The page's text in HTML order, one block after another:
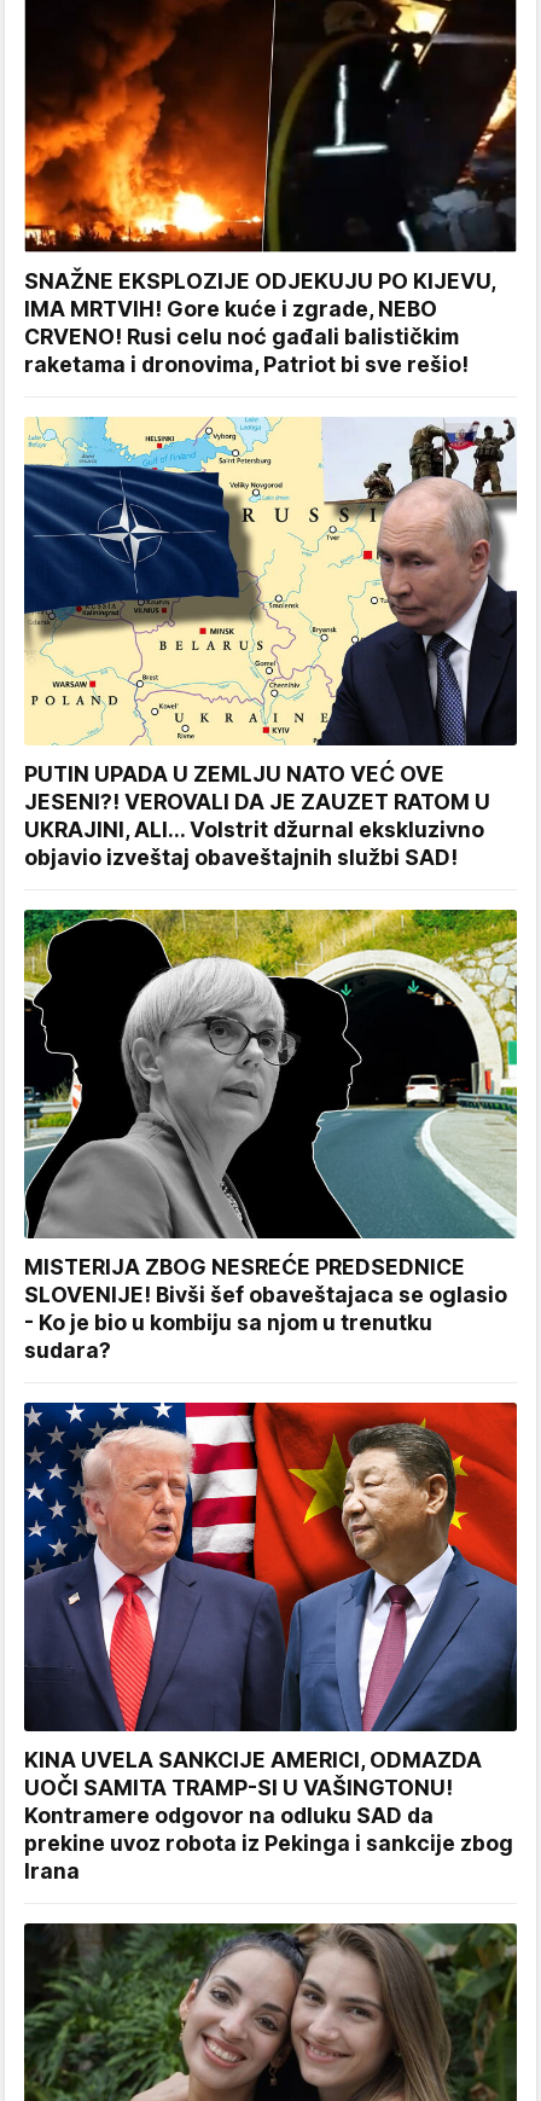
SNAŽNE EKSPLOZIJE ODJEKUJU PO KIJEVU,
IMA MRTVIH! Gore kuće i zgrade, NEBO
CRVENO! Rusi celu noć gađali balističkim
raketama i dronovima, Patriot bi sve rešio!
PUTIN UPADA U ZEMLJU NATO VEĆ OVE
JESENI?! VEROVALI DA JE ZAUZET RATOM U
UKRAJINI, ALI... Volstrit džurnal ekskluzivno
objavio izveštaj obaveštajnih službi SAD!
MISTERIJA ZBOG NESREĆE PREDSEDNICE
SLOVENIJE! Bivši šef obaveštajaca se oglasio
- Ko je bio u kombiju sa njom u trenutku
sudara?
KINA UVELA SANKCIJE AMERICI, ODMAZDA
UOČI SAMITA TRAMP-SI U VAŠINGTONU!
Kontramere odgovor na odluku SAD da
prekine uvoz robota iz Pekinga i sankcije zbog
Irana